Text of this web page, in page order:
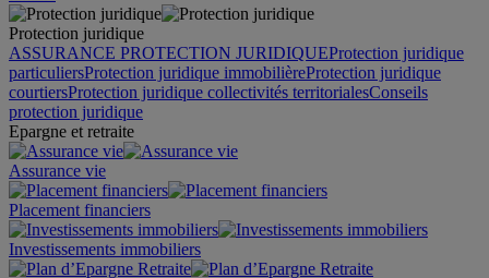
Protection juridique
ASSURANCE PROTECTION JURIDIQUEProtection juridique
particuliersProtection juridique immobilièreProtection juridique
courtiersProtection juridique collectivités territorialesConseils
protection juridique
Epargne et retraite
Assurance vie
Placement financiers
Investissements immobiliers